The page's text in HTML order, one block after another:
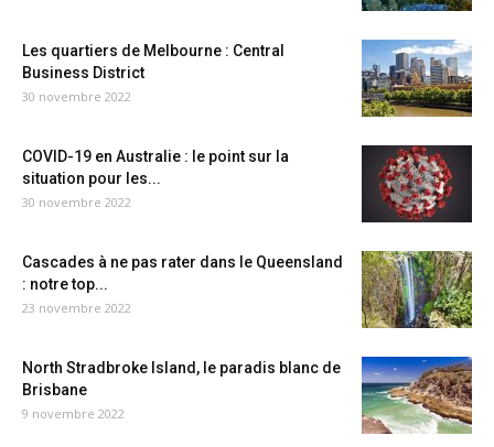
Les quartiers de Melbourne : Central
Business District
30 novembre 2022
COVID-19 en Australie : le point sur la
situation pour les...
30 novembre 2022
Cascades à ne pas rater dans le Queensland
: notre top...
23 novembre 2022
North Stradbroke Island, le paradis blanc de
Brisbane
9 novembre 2022